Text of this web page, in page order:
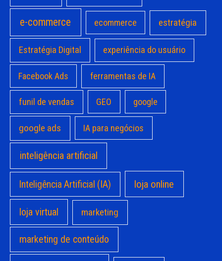
e-commerce ecommerce estratégia
Estratégia Digital experiência do usuário
Facebook Ads ferramentas de IA
funil de vendas GEO google
google ads IA para negócios
inteligência artificial
Inteligência Artificial (IA) loja online
loja virtual marketing
marketing de conteúdo